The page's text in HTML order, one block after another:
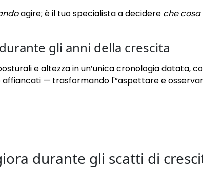
agire; è il tuo specialista a decidere che cosa
gli anni della crescita
e altezza in un’unica cronologia datata,
— trasformando l'”aspettare e
durante gli scatti di